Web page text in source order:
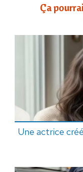
Ça
Une actrice